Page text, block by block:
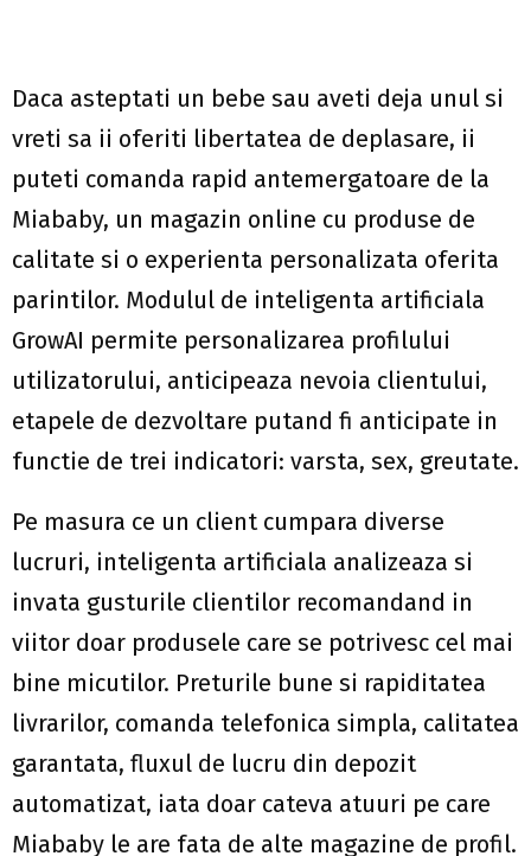
Daca asteptati un bebe sau aveti deja unul si
vreti sa ii oferiti libertatea de deplasare, ii
puteti comanda rapid antemergatoare de la
Miababy, un magazin online cu produse de
calitate si o experienta personalizata oferita
parintilor. Modulul de inteligenta artificiala
GrowAI permite personalizarea profilului
utilizatorului, anticipeaza nevoia clientului,
etapele de dezvoltare putand fi anticipate in
functie de trei indicatori: varsta, sex, greutate.
Pe masura ce un client cumpara diverse
lucruri, inteligenta artificiala analizeaza si
invata gusturile clientilor recomandand in
viitor doar produsele care se potrivesc cel mai
bine micutilor. Preturile bune si rapiditatea
livrarilor, comanda telefonica simpla, calitatea
garantata, fluxul de lucru din depozit
automatizat, iata doar cateva atuuri pe care
Miababy le are fata de alte magazine de profil.